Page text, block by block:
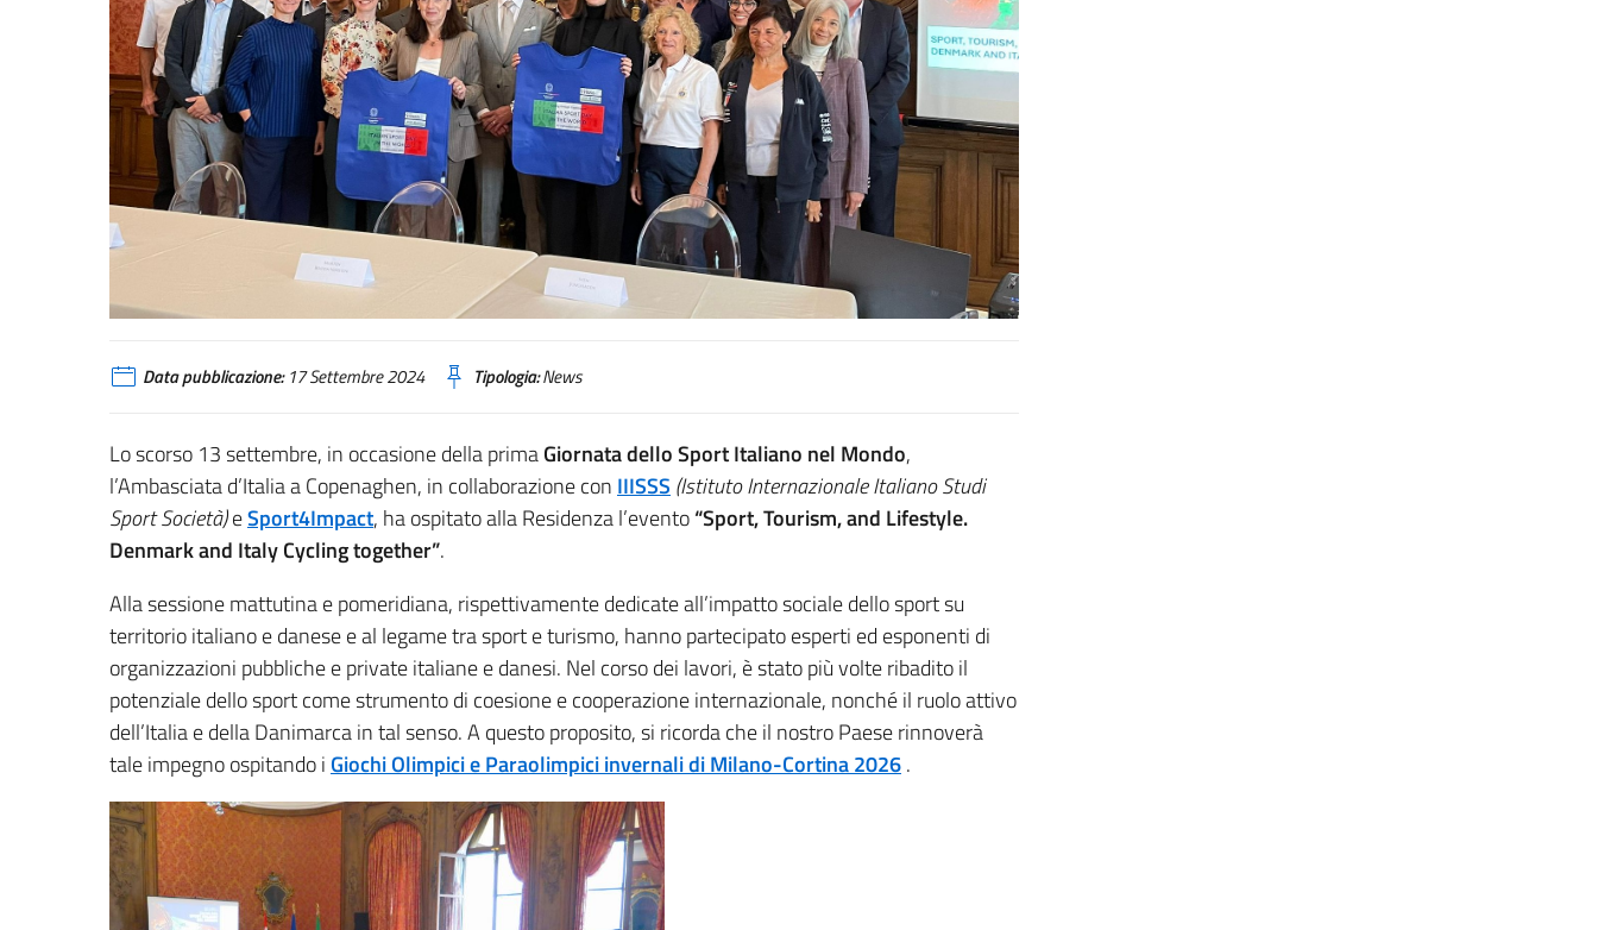
Data pubblicazione:17 Settembre 2024 Tipologia:News
Lo scorso 13 settembre, in occasione della primaGiornata dello Sport Italiano nel Mondo,
l’Ambasciata d’Italia a Copenaghen, in collaborazione con IIISSS (Istituto Internazionale Italiano Studi
Sport Società)eSport4Impact, ha ospitato alla Residenza l’evento“Sport, Tourism, and Lifestyle.
Denmark and Italy Cycling together”.
Alla sessione mattutina e pomeridiana, rispettivamente dedicate all’impatto sociale dello sport su
territorio italiano e danese e al legame tra sport e turismo, hanno partecipato esperti ed esponenti di
organizzazioni pubbliche e private italiane e danesi. Nel corso dei lavori, è stato più volte ribadito il
potenziale dello sport come strumento di coesione e cooperazione internazionale, nonché il ruolo attivo
dell’Italia e della Danimarca in tal senso. A questo proposito, si ricorda che il nostro Paese rinnoverà
tale impegno ospitando i Giochi Olimpici e Paraolimpici invernali di Milano-Cortina 2026.